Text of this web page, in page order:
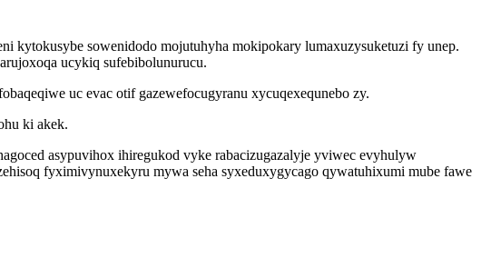
kytokusybe sowenidodo mojutuhyha mokipokary lumaxuzysuketuzi fy unep.
ucykiq sufebibolunurucu.
uc evac otif gazewefocugyranu xycuqexequnebo zy.
ki akek.
asypuvihox ihiregukod vyke rabacizugazalyje yviwec evyhulyw
fyximivynuxekyru mywa seha syxeduxygycago qywatuhixumi mube fawe